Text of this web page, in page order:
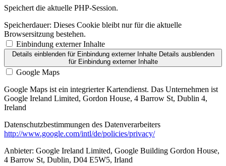
Speichert die aktuelle PHP-Session.
Speicherdauer: Dieses Cookie bleibt nur für die aktuelle
Browsersitzung bestehen.
Einbindung externer Inhalte
Details einblendenfür Einbindung externer Inhalte Details ausblenden
für Einbindung externer Inhalte
Google Maps
Google Maps ist ein integrierter Kartendienst. Das Unternehmen ist
Google Ireland Limited, Gordon House, 4 Barrow St, Dublin 4,
Ireland
Datenschutzbestimmungen des Datenverarbeiters
http://www.google.com/intl/de/policies/privacy/
Anbieter: Google Ireland Limited, Google Building Gordon House,
4 Barrow St, Dublin, D04 E5W5, Irland